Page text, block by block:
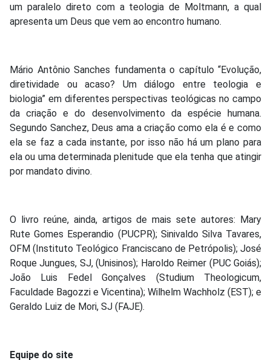
um paralelo direto com a teologia de Moltmann, a qual
apresenta um Deus que vem ao encontro humano.
Mário Antônio Sanches fundamenta o capítulo “Evolução,
diretividade ou acaso? Um diálogo entre teologia e
biologia” em diferentes perspectivas teológicas no campo
da criação e do desenvolvimento da espécie humana.
Segundo Sanchez, Deus ama a criação como ela é e como
ela se faz a cada instante, por isso não há um plano para
ela ou uma determinada plenitude que ela tenha que atingir
por mandato divino.
O livro reúne, ainda, artigos de mais sete autores: Mary
Rute Gomes Esperandio (PUCPR); Sinivaldo Silva Tavares,
OFM (Instituto Teológico Franciscano de Petrópolis); José
Roque Jungues, SJ, (Unisinos); Haroldo Reimer (PUC Goiás);
João Luis Fedel Gonçalves (Studium Theologicum,
Faculdade Bagozzi e Vicentina); Wilhelm Wachholz (EST); e
Geraldo Luiz de Mori, SJ (FAJE).
Equipe do site